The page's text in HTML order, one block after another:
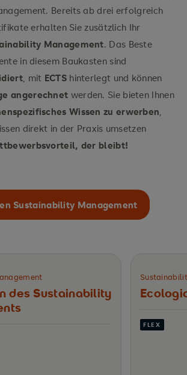
Bereits ab drei erfolgreich
erhalten Sie zusätzlich Ihr
Management. Das Beste
in diesem Baukasten sind
, mit ECTS hinterlegt und können
angerechnet werden. Sie bieten Ihnen
Wissen zu erwerben,
direkt in der Praxis umsetzen
der bleibt!
Sustainability Management
des ­Sustainability
FLEX